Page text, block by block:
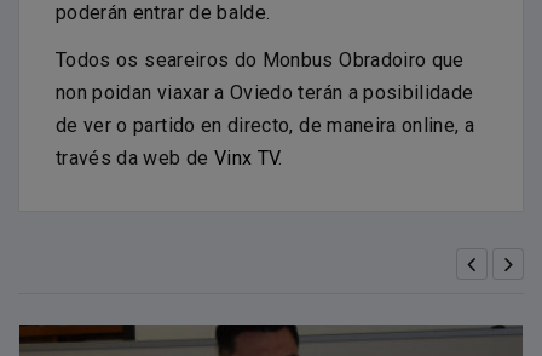
poderán entrar de balde.
Todos os seareiros do Monbus Obradoiro que
non poidan viaxar a Oviedo terán a posibilidade
de ver o partido en directo, de maneira online, a
través da web de Vinx TV.